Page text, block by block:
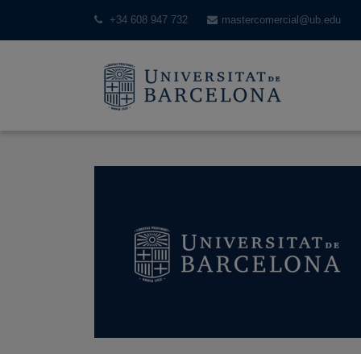
+34 608 947 732 mastercomercial@ub.edu